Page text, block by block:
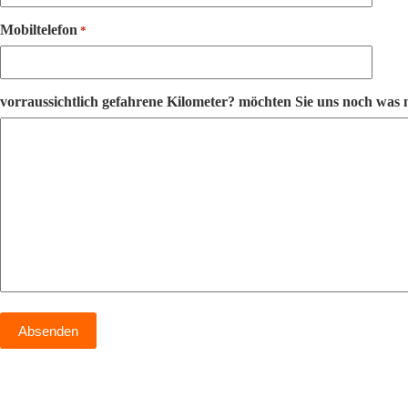
Mobiltelefon *
vorraussichtlich gefahrene Kilometer? möchten Sie uns noch was